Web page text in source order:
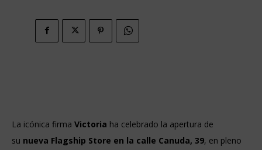
La icónica firma Victoria ha celebrado la apertura de
su nueva Flagship Store en la calle Canuda, 39, en pleno